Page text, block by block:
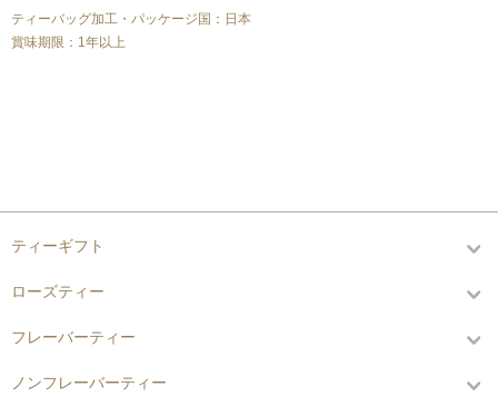
ティーバッグ加工・パッケージ国：日本
賞味期限：1年以上
ティーギフト
ローズティー
フレーバーティー
ノンフレーバーティー